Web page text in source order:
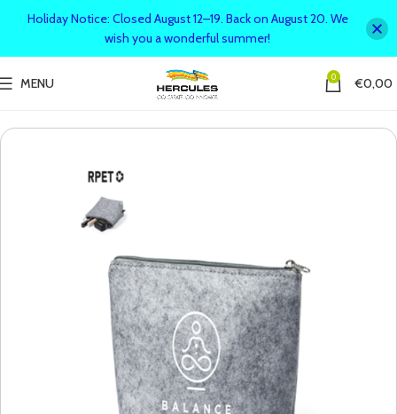
MENU 0 €0,00
Holiday Notice: Closed August 12–19. Back on August 20. We
wish you a wonderful summer!